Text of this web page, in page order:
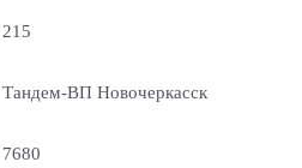
215
Тандем-ВП Новочеркасск
7680